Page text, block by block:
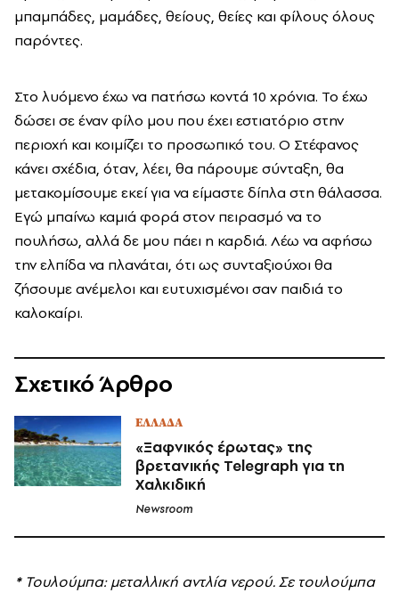
μπαμπάδες, μαμάδες, θείους, θείες και φίλους όλους
παρόντες.
Στο λυόμενο έχω να πατήσω κοντά 10 χρόνια. Το έχω
δώσει σε έναν φίλο μου που έχει εστιατόριο στην
περιοχή και κοιμίζει το προσωπικό του. Ο Στέφανος
κάνει σχέδια, όταν, λέει, θα πάρουμε σύνταξη, θα
μετακομίσουμε εκεί για να είμαστε δίπλα στη θάλασσα.
Εγώ μπαίνω καμιά φορά στον πειρασμό να το
πουλήσω, αλλά δε μου πάει η καρδιά. Λέω να αφήσω
την ελπίδα να πλανάται, ότι ως συνταξιούχοι θα
ζήσουμε ανέμελοι και ευτυχισμένοι σαν παιδιά το
καλοκαίρι.
Σχετικό Άρθρο
ΕΛΛΑΔΑ
«Ξαφνικός έρωτας» της
βρετανικής Telegraph για τη
Χαλκιδική
Newsroom
* Τουλούμπα: μεταλλική αντλία νερού. Σε τουλούμπα